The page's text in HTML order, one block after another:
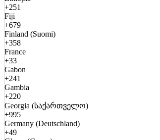
+251
Fiji
+679
Finland (Suomi)
+358
France
+33
Gabon
+241
Gambia
+220
Georgia (საქართველო)
+995
Germany (Deutschland)
+49